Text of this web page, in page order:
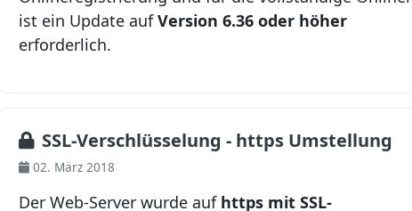
ist ein Update aufVersion 6.36 oder höher
erforderlich.
SSL-Verschlüsselung - https Umstellung
02. März 2018
Der Web-Server wurde auf https mit SSL-